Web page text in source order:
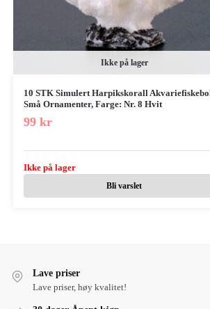
Ikke på lager
10 STK Simulert Harpikskorall
Små Ornamenter, Farge: Nr. 8 Hvit
99 kr
Ikke på lager
Bli varslet
Lave priser
Lave priser, høy kvalitet!